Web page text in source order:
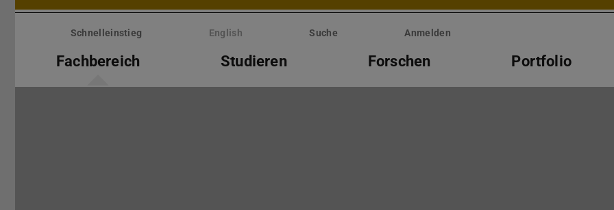
Menü
überspringenSchnelleinstieg English Suche Anmelden
Fachbereich Studieren Forschen Portfolio